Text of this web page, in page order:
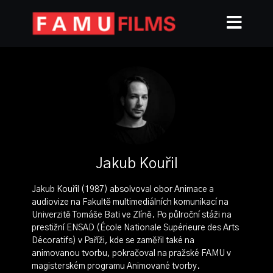
Jakub Kouřil
Jakub Kouřil (1987) absolvoval obor Animace a
audiovize na Fakultě multimediálních komunikací na
Univerzitě Tomáše Bati ve Zlíně. Po půlroční stáži na
prestižní ENSAD (École Nationale Supérieure des Arts
Décoratifs) v Paříži, kde se zaměřil také na
animovanou tvorbu, pokračoval na pražské FAMU v
magisterském programu Animované tvorby.